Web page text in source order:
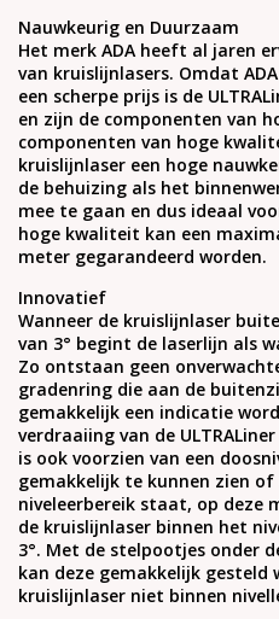
Nauwkeurig en Duurzaam
Het merk ADA heeft al jaren
van kruislijnlasers. Omdat
een scherpe prijs is de
en zijn de componenten van
componenten van hoge
kruislijnlaser een hoge
de behuizing als het
mee te gaan en dus ideaal
hoge kwaliteit kan een
meter gegarandeerd worden.
Innovatief
Wanneer de kruislijnlaser
van 3° begint de laserlijn als
Zo ontstaan geen
gradenring die aan de
gemakkelijk een indicatie
verdraaiing van de
is ook voorzien van een
gemakkelijk te kunnen zien
niveleerbereik staat, op deze
de kruislijnlaser binnen het
3°. Met de stelpootjes onder
kan deze gemakkelijk gesteld
kruislijnlaser niet binnen